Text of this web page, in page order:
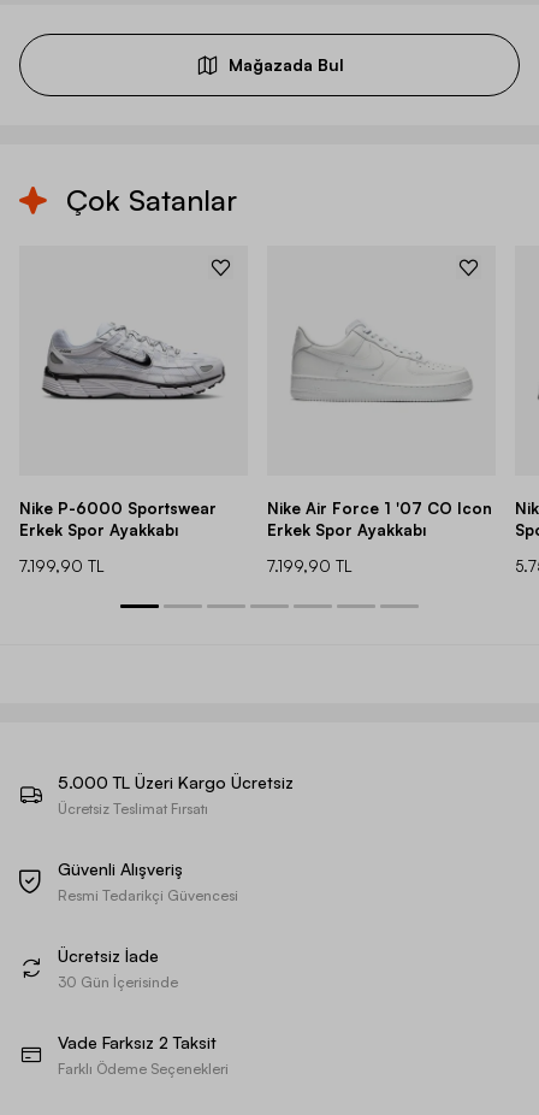
Mağazada Bul
Çok Satanlar
Nike P-6000 Sportswear
Erkek Spor Ayakkabı
7.199,90 TL
Nike Air Force 1 '07 CO Icon
Erkek Spor Ayakkabı
7.199,90 TL
5.000 TL Üzeri Kargo Ücretsiz
Ücretsiz Teslimat Fırsatı
Güvenli Alışveriş
Resmi Tedarikçi Güvencesi
Ücretsiz İade
30 Gün İçerisinde
Vade Farksız 2 Taksit
Farklı Ödeme Seçenekleri